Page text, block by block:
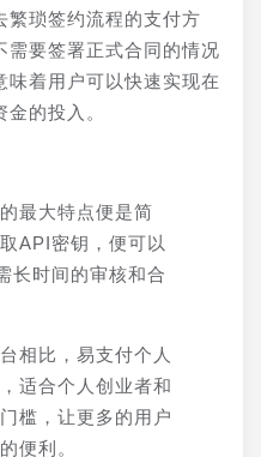
繁琐签约流程的支付方
需要签署正式合同的情况
味着用户可以快速实现在
的投入。
最大特点便是简
API密钥，便可以
长时间的审核和合
相比，易支付个人
适合个人创业者和
槛，让更多的用户
便利。